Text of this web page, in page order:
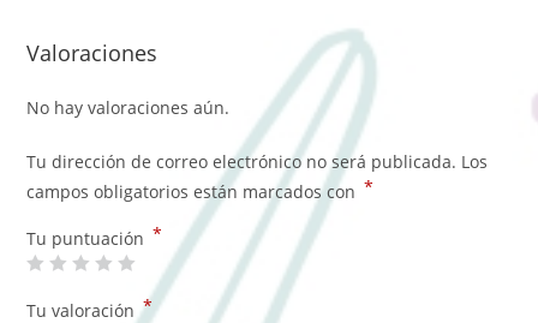
Valoraciones
No hay valoraciones aún.
Tu dirección de correo electrónico no será publicada. Los
campos obligatorios están marcados con *
Tu puntuación *
Tu valoración *